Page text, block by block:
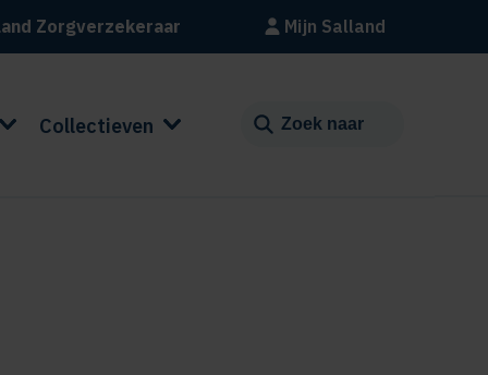
Zorgverzekeraar Mijn Salland
Collectieven